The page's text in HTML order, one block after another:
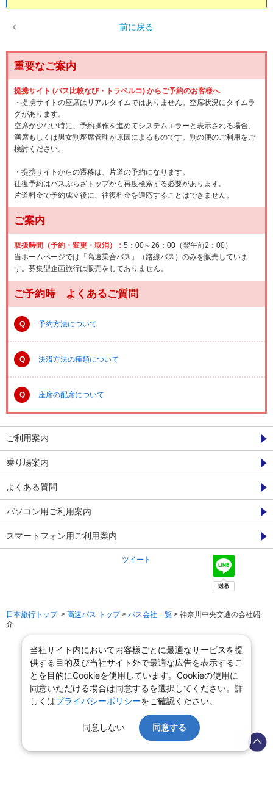
前に戻る
重要なご案内
提携サイト (バス比較なび・トラベルコ) からご予約のお客様へ
・提携サイトの座席はリアルタイムではありません。空席状況にタイムラ
グがあります。
空席が少ない時に、予約操作を進めてシステムエラーと表示される場合、
満席もしくは男女別座席管理が原因によるものです。別の便のご利用をご
検討ください。
・提携サイトからの遷移は、片道の予約になります。
往復予約はバスぷらざトップから再度検索する必要があります。
片道料金で予約成立後に、往復料金を適応することはできません。
ご案内
取扱時間（予約・変更・取消）： 5：00～26：00（翌午前2：00）
当ホームページでは「高速乗合バス」（路線バス）のみを販売していま
す。募集型企画旅行は販売をしておりません。
ご予約時 よくあるご質問
Q 予約方法について
Q 決済方法の種類について
Q 座席の配席について
ご利用案内
乗り場案内
よくある質問
パソコン用ご利用案内
スマートフォン用ご利用案内
ツイート
日本旅行トップ> 高速バス トップ> バス会社一覧 > 神奈川中央交通の会社紹
介
当社サイト内においてお客様ごとに最適なサービスを提
供する目的及び当社サイト外で最適な広告を表示するこ
とを目的にCookieを使用しています。Cookieの使用に
同意いただける場合は同意するを選択してください。詳
しくはプライバシーポリシーをご確認ください。
同意しない 同意する